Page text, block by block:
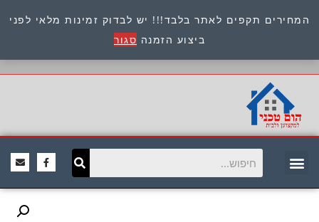
המחירים תקפים לאתר בלבד!!! יש לבדוק זמינות מלאי לפני
ביצוע הזמנה סגור
כתובת : היוזמים 9 אור יהודה שירות לקוחות 054-
8945722